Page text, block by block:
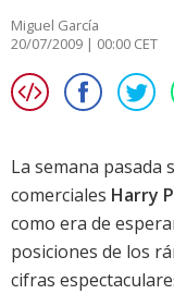
Miguel García
20/07/2009 | 00:00 CET
La semana pasada
comerciales Harry
como era de
posiciones de los
cifras